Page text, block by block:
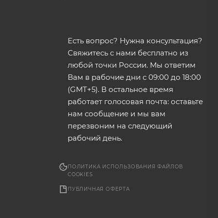
Есть вопрос? Нужна консультация?
Свяжитесь с нами бесплатно из
любой точки России. Мы ответим
Вам в рабочие дни с 09:00 до 18:00
(GMT+5). В остальное время
работает голосовая почта: оставьте
нам сообщение и мы вам
перезвоним на следующий
рабочий день.
ПОЛИТИКА ИСПОЛЬЗОВАНИЯ ФАЙЛОВ
COOKIES
ПУБЛИЧНАЯ ОФЕРТА